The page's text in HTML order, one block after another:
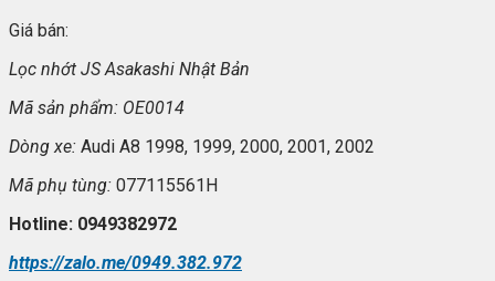
Giá bán:
Lọc nhớt JS Asakashi Nhật Bản
Mã sản phẩm: OE0014
Dòng xe: Audi A8 1998, 1999, 2000, 2001, 2002
Mã phụ tùng: 077115561H
Hotline: 0949382972
https://zalo.me/0949.382.972